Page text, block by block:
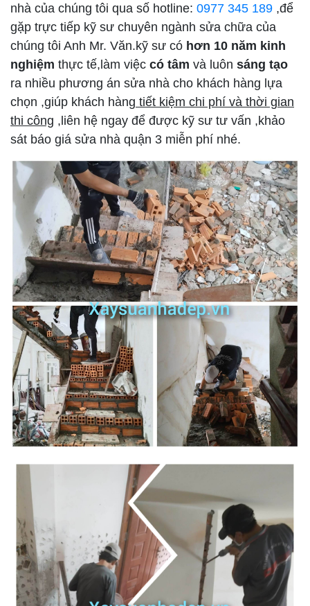
nhà của chúng tôi qua số hotline: 0977 345 189 ,để
gặp trực tiếp kỹ sư chuyên ngành sửa chữa của
chúng tôi Anh Mr. Văn.kỹ sư có hơn 10 năm kinh
nghiệm thực tế,làm việc có tâm và luôn sáng tạo
ra nhiều phương án sửa nhà cho khách hàng lựa
chọn ,giúp khách hàng tiết kiệm chi phí và thời gian
thi công ,liên hệ ngay để được kỹ sư tư vấn ,khảo
sát báo giá sửa nhà quận 3 miễn phí nhé.